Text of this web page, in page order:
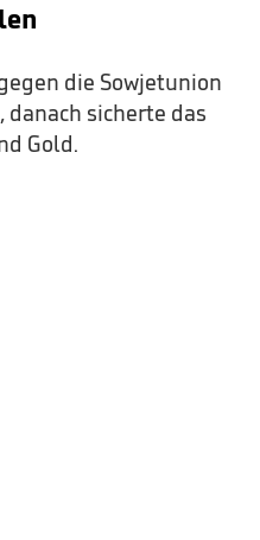
die Sowjetunion
danach sicherte das
Gold.